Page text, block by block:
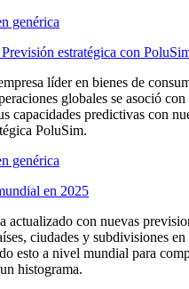
estratégica con
líder en bienes de
globales se asoció con
capacidades predictivas con
PoluSim.
en 2025
actualizado con nuevas
ciudades y subdivisiones en
esto a nivel mundial para
histograma.